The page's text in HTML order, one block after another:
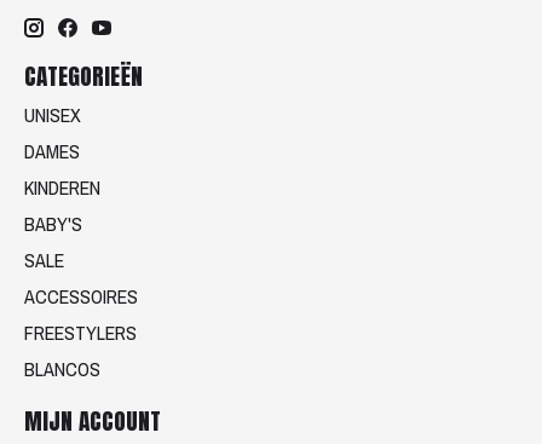
CATEGORIEËN
UNISEX
DAMES
KINDEREN
BABY'S
SALE
ACCESSOIRES
FREESTYLERS
BLANCOS
MIJN ACCOUNT